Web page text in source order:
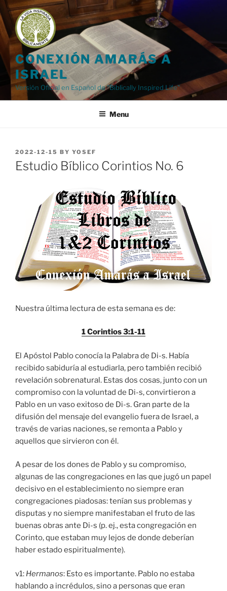
Skip
to
content
CONEXIÓN AMARÁS A
ISRAEL
Versión Oficial en Español de "Biblically Inspired Life"
Menu
POSTED
ON
2022-12-15 BY YOSEF
Estudio Bíblico Corintios No. 6
Nuestra última lectura de esta semana es de:
1 Corintios 3:1-11
El Apóstol Pablo conocía la Palabra de Di-s. Había
recibido sabiduría al estudiarla, pero también recibió
revelación sobrenatural. Estas dos cosas, junto con un
compromiso con la voluntad de Di-s, convirtieron a
Pablo en un vaso exitoso de Di-s. Gran parte de la
difusión del mensaje del evangelio fuera de Israel, a
través de varias naciones, se remonta a Pablo y
aquellos que sirvieron con él.
A pesar de los dones de Pablo y su compromiso,
algunas de las congregaciones en las que jugó un papel
decisivo en el establecimiento no siempre eran
congregaciones piadosas: tenían sus problemas y
disputas y no siempre manifestaban el fruto de las
buenas obras ante Di-s (p. ej., esta congregación en
Corinto, que estaban muy lejos de donde deberían
haber estado espiritualmente).
v1: Hermanos: Esto es importante. Pablo no estaba
hablando a incrédulos, sino a personas que eran